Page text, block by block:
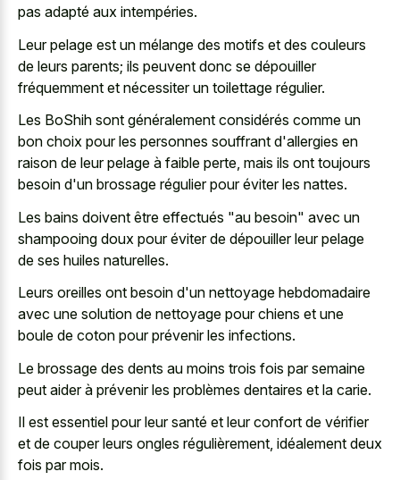
pas adapté aux intempéries.
Leur pelage est un mélange des motifs et des couleurs
de leurs parents; ils peuvent donc se dépouiller
fréquemment et nécessiter un toilettage régulier.
Les BoShih sont généralement considérés comme un
bon choix pour les personnes souffrant d'allergies en
raison de leur pelage à faible perte, mais ils ont toujours
besoin d'un brossage régulier pour éviter les nattes.
Les bains doivent être effectués "au besoin" avec un
shampooing doux pour éviter de dépouiller leur pelage
de ses huiles naturelles.
Leurs oreilles ont besoin d'un nettoyage hebdomadaire
avec une solution de nettoyage pour chiens et une
boule de coton pour prévenir les infections.
Le brossage des dents au moins trois fois par semaine
peut aider à prévenir les problèmes dentaires et la carie.
Il est essentiel pour leur santé et leur confort de vérifier
et de couper leurs ongles régulièrement, idéalement deux
fois par mois.